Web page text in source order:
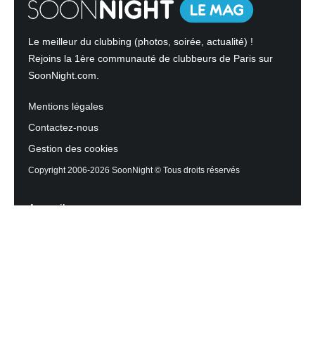
Le meilleur du clubbing (photos, soirée, actualité) !
Rejoins la 1ère communauté de clubbeurs de Paris sur
SoonNight.com.
Mentions légales
Contactez-nous
Gestion des cookies
Copyright 2006-2026 SoonNight © Tous droits réservés
Accueil